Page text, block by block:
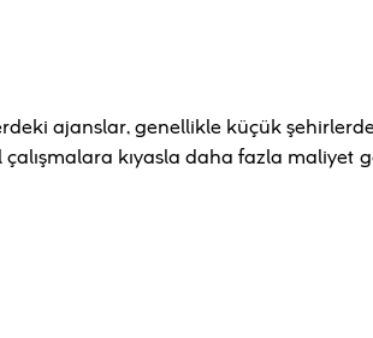
ajanslar, genellikle küçük
çalışmalara kıyasla daha fazla maliyet